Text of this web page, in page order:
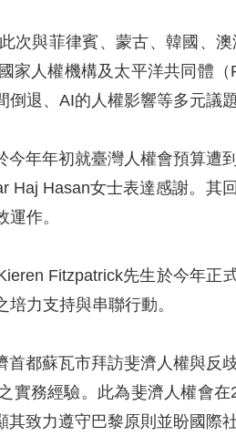
次與菲律賓、蒙古、韓國、
家人權機構及太平洋共同體
退、AI的人權影響等多元議
年年初就臺灣人權會預算遭
Haj Hasan女士表達感謝。其
作。
Fitzpatrick先生於今年正
力支持與串聯行動。
都蘇瓦市拜訪斐濟人權與反
實務經驗。此為斐濟人權會
致力遵守巴黎原則並盼國際